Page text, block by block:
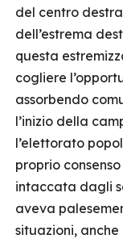
del centro
dell’estrema
questa
cogliere
assorbendo
l’inizio della
l’elettorato
proprio
intaccata dagli
aveva
situazioni,